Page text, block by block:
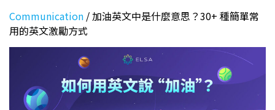
Communication /加油英文中是什麼意思？30+ 種簡單常
用的英文激勵方式